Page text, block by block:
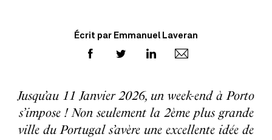
Écrit par Emmanuel Laveran
Jusqu’au 11 Janvier 2026, un week-end à Porto
s’impose ! Non seulement la 2ème plus grande
ville du Portugal s’avère une excellente idée de